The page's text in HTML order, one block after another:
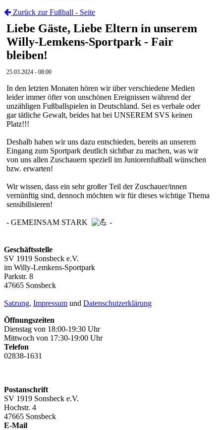
Zurück zur Fußball - Seite
Liebe Gäste, Liebe Eltern in unserem
Willy-Lemkens-Sportpark - Fair
bleiben!
25.03.2024 - 08:00
In den letzten Monaten hören wir über verschiedene Medien
leider immer öfter von unschönen Ereignissen während der
unzähligen Fußballspielen in Deutschland. Sei es verbale oder
gar tätliche Gewalt, beides hat bei UNSEREM SVS keinen
Platz!!!
Deshalb haben wir uns dazu entschieden, bereits an unserem
Eingang zum Sportpark deutlich sichtbar zu machen, was wir
von uns allen Zuschauern speziell im Juniorenfußball wünschen
bzw. erwarten!
Wir wissen, dass ein sehr großer Teil der Zuschauer/innen
vernünftig sind, dennoch möchten wir für dieses wichtige Thema
sensibilisieren!
- GEMEINSAM STARK -
Geschäftsstelle
SV 1919 Sonsbeck e.V.
im Willy-Lemkens-Sportpark
Parkstr. 8
47665 Sonsbeck
Satzung, Impressum und Datenschutzerklärung
Öffnungszeiten
Dienstag von 18:00-19:30 Uhr
Mittwoch von 17:30-19:00 Uhr
Telefon
02838-1631
Postanschrift
SV 1919 Sonsbeck e.V.
Hochstr. 4
47665 Sonsbeck
E-Mail